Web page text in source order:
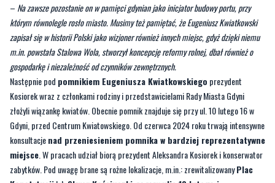
m.in. powstała Stalowa Wola, stworzył koncepcję reformy rolnej, dbał również o
gospodarkę i niezależność od czynników zewnętrznych.
Następnie podpomnikiem Eugeniusza Kwiatkowskiegoprezydent
Kosiorek wraz z członkami rodziny i przedstawicielami Rady Miasta Gdyni
złożyli wiązankę kwiatów. Obecnie pomnik znajduje się przy ul. 10 lutego 16 w
Gdyni, przed Centrum Kwiatowskiego. Od czerwca 2024 roku trwają intensywne
konsultacjenad przeniesieniem pomnika w bardziej reprezentatywne
miejsce. W pracach udział biorą prezydent Aleksandra Kosiorek i konserwator
zabytków. Pod uwagę brane są rożne lokalizacje, m.in.: zrewitalizowanyPlac
KonstytucjilubSkwer Kościuszki, na roguulic 10 lutego i
Świętojańskiej.
CZYTAJ TEŻ:
50 lat temu zmarł twórca Gdyni -